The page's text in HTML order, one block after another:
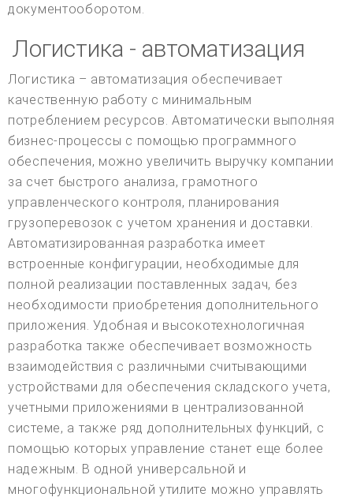
документооборотом.
Логистика - автоматизация
Логистика – автоматизация обеспечивает
качественную работу с минимальным
потреблением ресурсов. Автоматически выполняя
бизнес-процессы с помощью программного
обеспечения, можно увеличить выручку компании
за счет быстрого анализа, грамотного
управленческого контроля, планирования
грузоперевозок с учетом хранения и доставки.
Автоматизированная разработка имеет
встроенные конфигурации, необходимые для
полной реализации поставленных задач, без
необходимости приобретения дополнительного
приложения. Удобная и высокотехнологичная
разработка также обеспечивает возможность
взаимодействия с различными считывающими
устройствами для обеспечения складского учета,
учетными приложениями в централизованной
системе, а также ряд дополнительных функций, с
помощью которых управление станет еще более
надежным. В одной универсальной и
многофункциональной утилите можно управлять